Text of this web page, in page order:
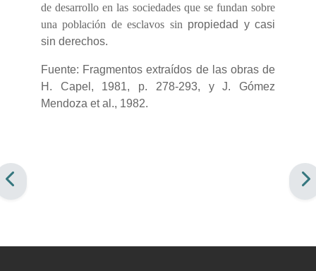
de desarrollo en las sociedades que se fundan sobre
una población de esclavos sin propiedad y casi
sin derechos.
Fuente: Fragmentos extraídos de las obras de
H. Capel, 1981, p. 278-293, y J. Gómez
Mendoza et al., 1982.